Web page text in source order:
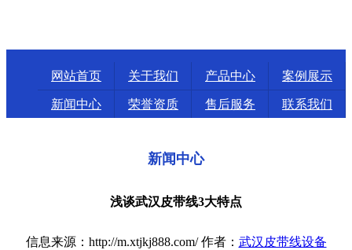
网站首页 关于我们 产品中心 案例展示
新闻中心 荣誉资质 售后服务 联系我们
新闻中心
浅谈武汉皮带线3大特点
信息来源：http://m.xtjkj888.com/ 作者： 武汉皮带线设备